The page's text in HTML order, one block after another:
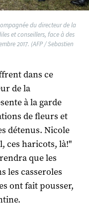
du directeur de la
et conseillers, face à des
2017. (AFP / Sebastien
dans ce
de la
à la garde
de fleurs et
détenus. Nicole
ces haricots, là!"
que les
les casseroles
ont fait pousser,